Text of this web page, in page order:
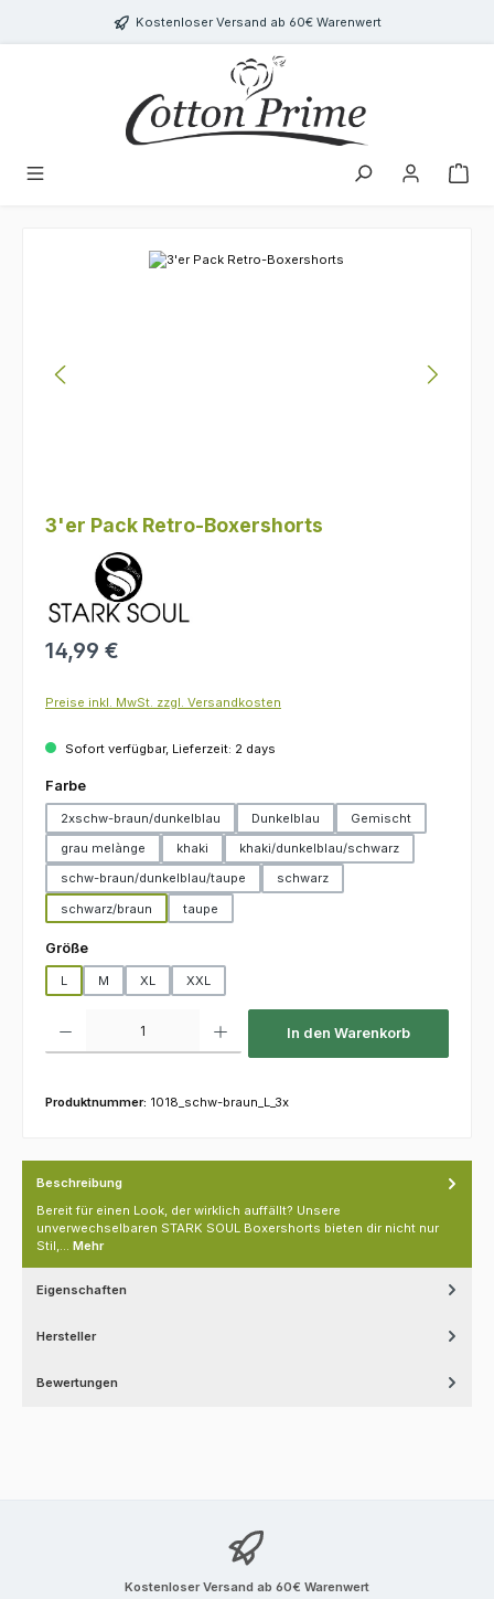
Zum Hauptinhalt springenKostenloser Versand ab 60€ Warenwert
Bildergalerie überspringen
3'er Pack Retro-Boxershorts
Regulärer Preis:
14,99 €
Preise inkl. MwSt. zzgl. Versandkosten
Sofort verfügbar, Lieferzeit: 2 days
Farbeauswählen
2xschw-braun/dunkelblau Dunkelblau
Gemischt
grau melànge
khaki
khaki/dunkelblau/schwarz
schw-braun/dunkelblau/taupe
schwarz
schwarz/braun
taupe
Größeauswählen
L M XL XXL
In den Warenkorb
Produktnummer: 1018_schw-braun_L_3x
Beschreibung
Bereit für einen Look, der wirklich auffällt? Unsere
unverwechselbaren STARK SOUL Boxershorts bieten dir nicht nur
Stil,… Mehr
Eigenschaften
Hersteller
Bewertungen
Kostenloser Versand ab 60€ Warenwert